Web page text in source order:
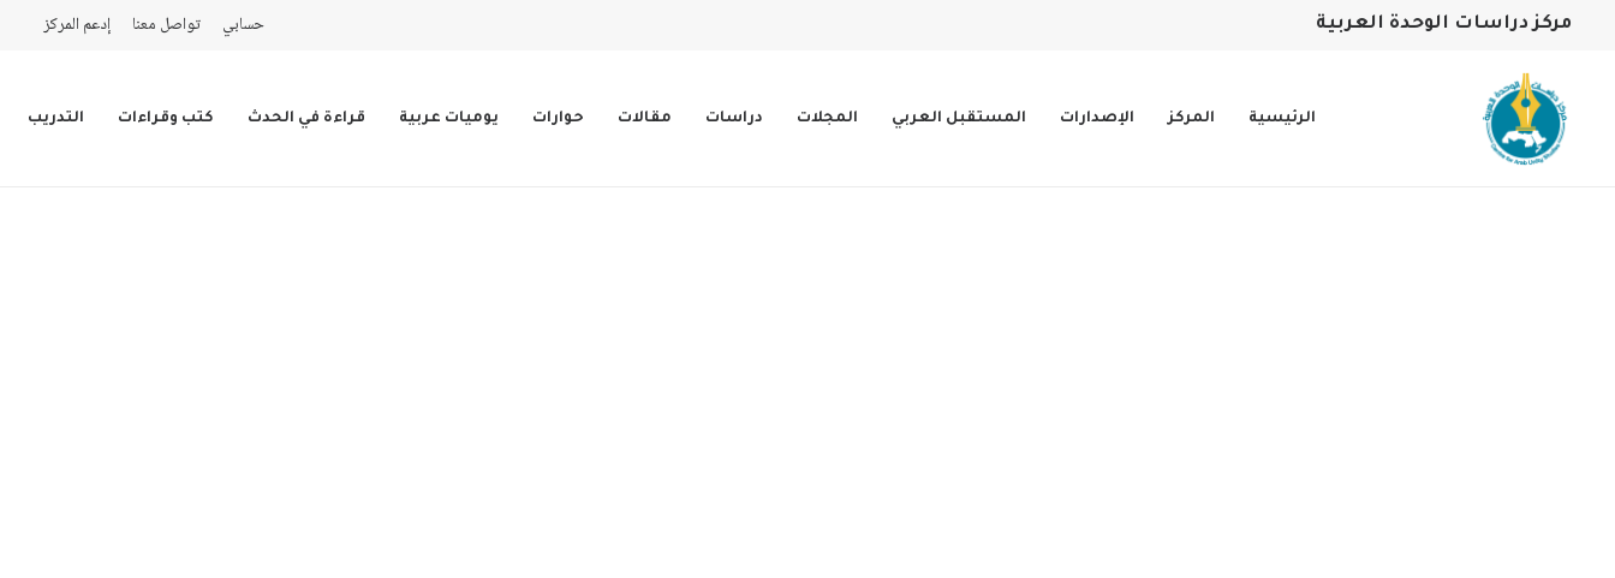
مركز دراسات الوحدة العربية حسابي تواصل معنا إدعم المركز
الرئيسية المركز الإصدارات المستقبل العربي المجلات دراسات مقالات حوارات يوميات عربية قراءة في الحدث كتب وقراءات التدريب